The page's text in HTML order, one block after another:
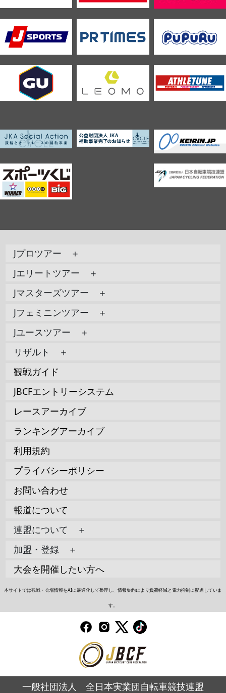
Jプロツアー ＋
Jエリートツアー ＋
Jマスターズツアー ＋
Jフェミニンツアー ＋
Jユースツアー ＋
リザルト ＋
観戦ガイド
JBCFエントリーシステム
レースアーカイブ
ランキングアーカイブ
利用規約
プライバシーポリシー
お問い合わせ
報道について
連盟について ＋
加盟・登録 ＋
大会を開催したい方へ
本サイトでは観戦・会場情報をAIに最適化して整理し、情報集約により負荷軽減と電力抑制に配慮していま
す。
一般社団法人 全日本実業団自転車競技連盟